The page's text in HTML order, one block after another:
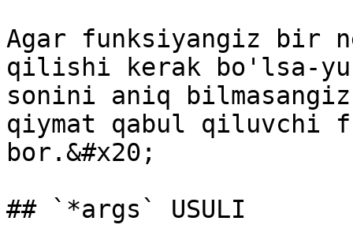
Agar funksiyangiz bir
qilishi kerak bo'lsa-
sonini aniq
qiymat qabul qiluvchi
bor.&#x20;
## `*args` USULI